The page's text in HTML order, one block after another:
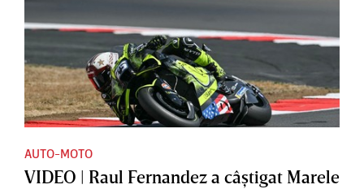
AUTO-MOTO
VIDEO | Raul Fernandez a câştigat Marele